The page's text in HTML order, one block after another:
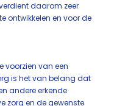
daarom zeer
ontwikkelen en voor de
voorzien van een
is het van belang dat
andere erkende
zorg en de gewenste